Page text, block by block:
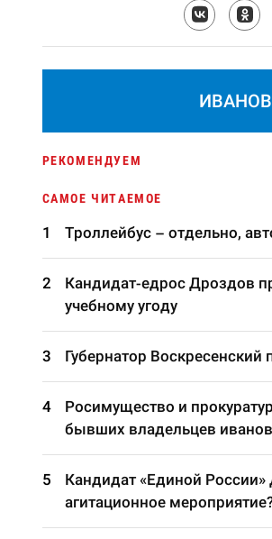
РЕКОМЕНДУЕМ
САМОЕ ЧИТАЕМОЕ
Троллейбус – отдельно,
Кандидат-едрос Дроздов
учебному угоду
Губернатор
Росимущество и
бывших владельцев
Кандидат «Единой
агитационное